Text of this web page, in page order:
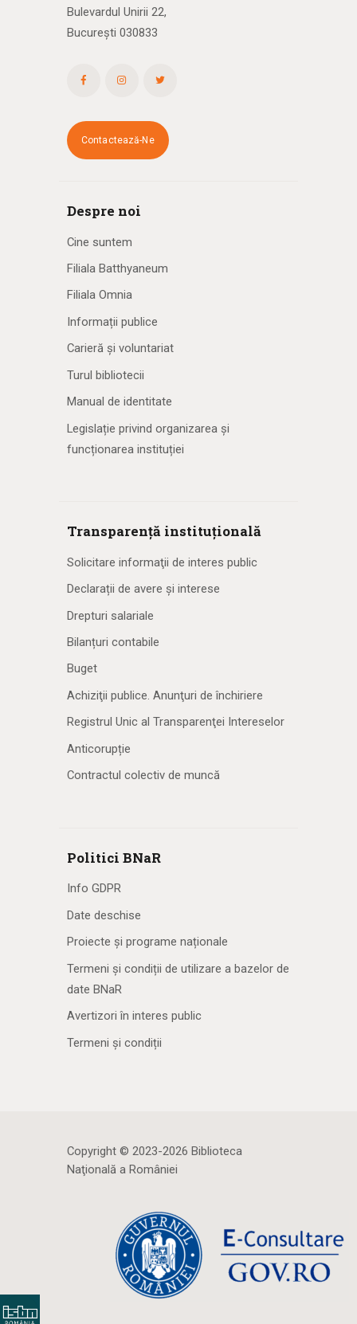
Bulevardul Unirii 22,
București 030833
Contactează-Ne
Despre noi
Cine suntem
Filiala Batthyaneum
Filiala Omnia
Informații publice
Carieră și voluntariat
Turul bibliotecii
Manual de identitate
Legislație privind organizarea și
funcționarea instituției
Transparență instituțională
Solicitare informaţii de interes public
Declarații de avere și interese
Drepturi salariale
Bilanțuri contabile
Buget
Achiziţii publice. Anunţuri de închiriere
Registrul Unic al Transparenţei Intereselor
Anticorupție
Contractul colectiv de muncă
Politici BNaR
Info GDPR
Date deschise
Proiecte și programe naționale
Termeni și condiții de utilizare a bazelor de
date BNaR
Avertizori în interes public
Termeni și condiții
Copyright © 2023-2026 Biblioteca
Naţională a României